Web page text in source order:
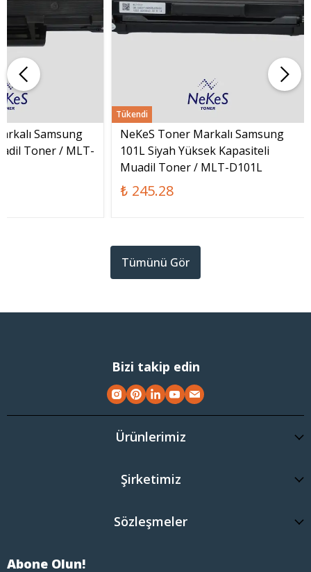
Samsung
Toner / MLT-
Tükendi
NeKeS Toner Markalı Samsung
101L Siyah Yüksek Kapasiteli
Muadil Toner / MLT-D101L
₺ 245.28
Tümünü Gör
Bizi takip edin
Ürünlerimiz
Şirketimiz
Sözleşmeler
Abone Olun!